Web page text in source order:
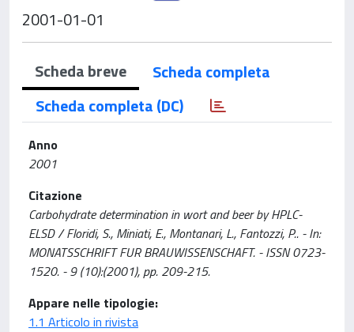
2001-01-01
Scheda breve
Scheda completa
Scheda completa (DC)
Anno
2001
Citazione
Carbohydrate determination in wort and beer by HPLC-
ELSD / Floridi, S., Miniati, E., Montanari, L., Fantozzi, P.. - In:
MONATSSCHRIFT FUR BRAUWISSENSCHAFT. - ISSN 0723-
1520. - 9 (10):(2001), pp. 209-215.
Appare nelle tipologie:
1.1 Articolo in rivista